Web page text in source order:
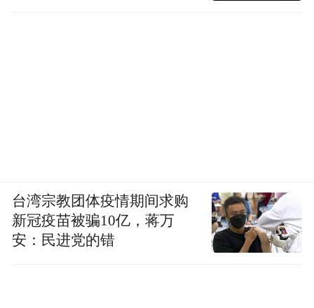
台湾宗教团体疫情期间求购
新冠疫苗被骗10亿，蒋万
安：民进党的错